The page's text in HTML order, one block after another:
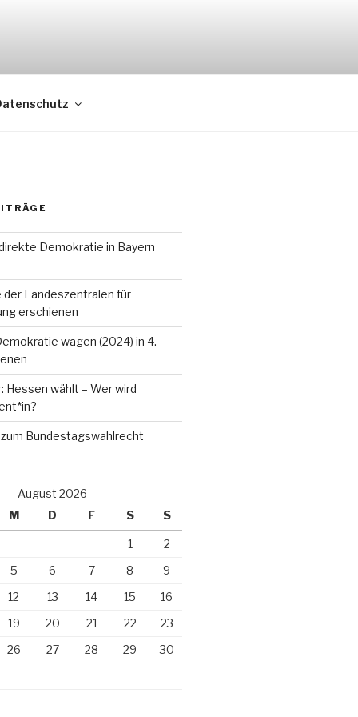
Demokratie in Bayern
Landeszentralen für
erschienen
wagen (2024) in 4.
Hessen wählt – Wer wird
zum Bundestagswahlrecht
August 2026
M D F S S
1
2
5 6 7 8
9
12 13 14 15
16
19 20 21 22
23
26 27 28 29
30